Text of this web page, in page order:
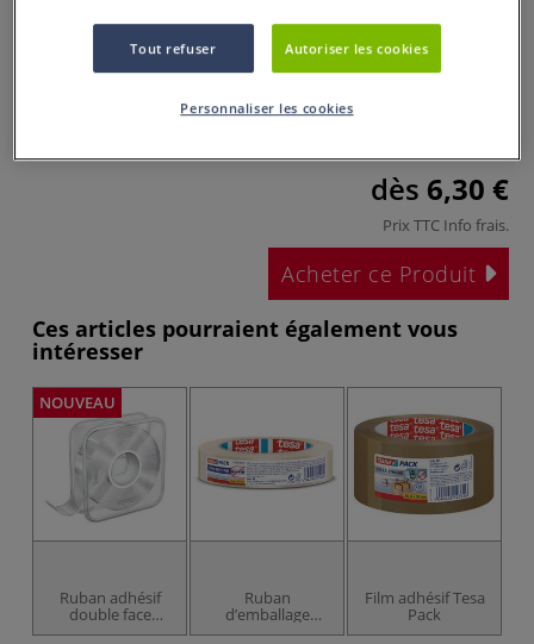
0 Commentaires
Ruban double-face extra fin tesa® pour fixations
permanentes et décoratives. Facile à manipuler, avec papier
de séparation pour une application précise.
dès 6,30 €
Prix TTC Info frais.
Acheter ce Produit
Ces articles pourraient également vous
intéresser
NOUVEAU
Ruban adhésif
double face
Universal avec
Ruban
d’emballage
monofilament
Film adhésif Tesa
Pack
Tout refuser Autoriser les cookies
Personnaliser les cookies